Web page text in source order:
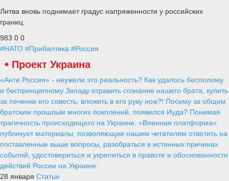
Литва вновь поднимает градус напряженности у российских
границ.
983 0 0
#НАТО #Прибалтика #Россия
Проект Украина
«Анти Россия» - неужели это реальность? Как удалось бесполому
и беспринципному Западу отравить сознание нашего брата, купить
за печенки его совесть, вложить в его руку нож?! Посему за общим
братским прошлым многих поколений, появился Иуда? Понимая
трагичность происходящего на Украине, «Военная платформа»
публикует материалы, позволяющие нашим читателям ответить на
поставленные выше вопросы, разобраться в истинных причинах
событий, удостовериться и укрепиться в правоте и обоснованности
действий России на Украине.
28 января Статьи